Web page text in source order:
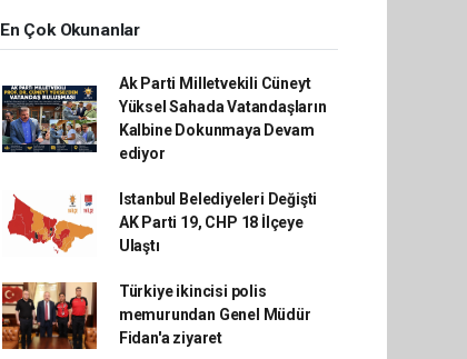
En Çok Okunanlar
Ak Parti Milletvekili Cüneyt
Yüksel Sahada Vatandaşların
Kalbine Dokunmaya Devam
ediyor
Istanbul Belediyeleri Değişti
AK Parti 19, CHP 18 İlçeye
Ulaştı
Türkiye ikincisi polis
memurundan Genel Müdür
Fidan'a ziyaret